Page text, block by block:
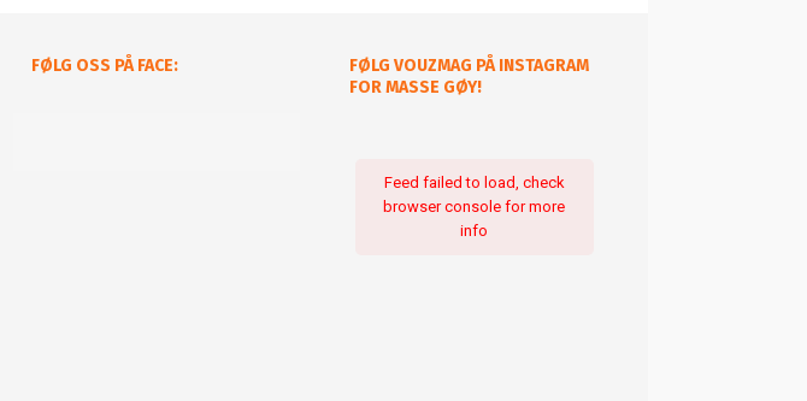
FØLG OSS PÅ FACE:
FØLG VOUZMAG PÅ INSTAGRAM
FOR MASSE GØY!
Feed failed to load, check
browser console for more
info